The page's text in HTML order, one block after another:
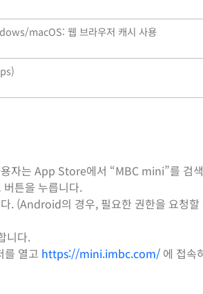
macOS: 웹 브라우저 캐시 사용
는 App Store에서 “MBC mini”를 검
튼을 누릅니다.
. (Android의 경우, 필요한 권한을 요청할
니다.
열고 https://mini.imbc.com/ 에 접속